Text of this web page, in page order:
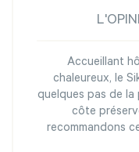
Accueillant
chaleureux, le
quelques pas de la
côte
recommandons